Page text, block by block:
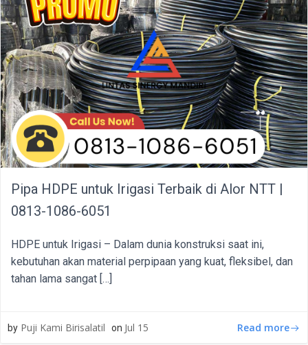
Pipa HDPE untuk Irigasi Terbaik di Alor NTT |
0813-1086-6051
HDPE untuk Irigasi – Dalam dunia konstruksi saat ini,
kebutuhan akan material perpipaan yang kuat, fleksibel, dan
tahan lama sangat […]
by Puji Kami Birisalatil on Jul 15 Read more